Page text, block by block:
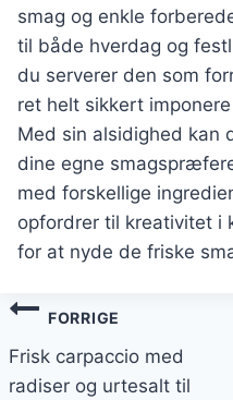
smag og enkle
til både hverdag og
du serverer den som
ret helt sikkert
Med sin alsidighed kan
dine egne
med forskellige
opfordrer til kreativitet i
for at nyde de friske
FORRIGE
Frisk carpaccio med
radiser og urtesalt til